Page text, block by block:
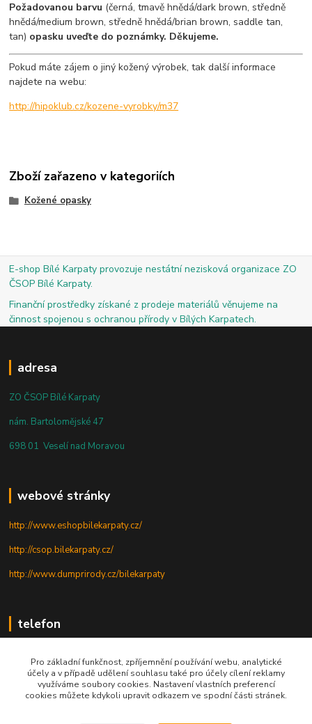
Požadovanou barvu (černá, tmavě hnědá/dark brown, středně
hnědá/medium brown, středně hnědá/brian brown, saddle tan,
tan) opasku uveďte do poznámky. Děkujeme.
Pokud máte zájem o jiný kožený výrobek, tak další informace
najdete na webu:
http://hipoklub.cz/kozene-vyrobky/m37
Zboží zařazeno v kategoriích
Kožené opasky
E-shop Bílé Karpaty provozuje nestátní nezisková organizace ZO
ČSOP Bílé Karpaty.
Finanční prostředky získané z prodeje materiálů věnujeme na
činnost spojenou s ochranou přírody v Bílých Karpatech.
adresa
ZO ČSOP Bílé Karpaty
nám. Bartolomějské 47
698 01 Veselí nad Moravou
webové stránky
http://www.eshopbilekarpaty.cz/
http://csop.bilekarpaty.cz/
http://www.dumprirody.cz/bilekarpaty
telefon
+420 727 880 789
PO - PÁ: 9 - 17
Pro základní funkčnost, zpříjemnění používání webu, analytické
účely a v případě udělení souhlasu také pro účely cílení reklamy
využíváme soubory cookies. Nastavení vlastních preferencí
cookies můžete kdykoli upravit odkazem ve spodní části stránek.